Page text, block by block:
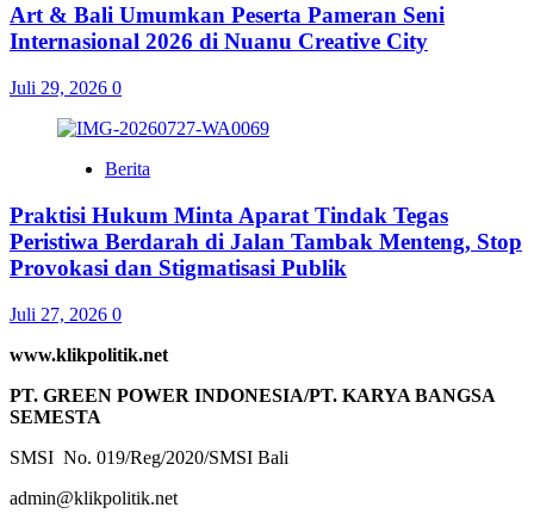
Art & Bali Umumkan Peserta Pameran Seni
Internasional 2026 di Nuanu Creative City
Juli 29, 2026 0
Berita
Praktisi Hukum Minta Aparat Tindak Tegas
Peristiwa Berdarah di Jalan Tambak Menteng, Stop
Provokasi dan Stigmatisasi Publik
Juli 27, 2026 0
www.klikpolitik.net
PT. GREEN POWER INDONESIA/PT. KARYA BANGSA
SEMESTA
SMSI No. 019/Reg/2020/SMSI Bali
admin@klikpolitik.net